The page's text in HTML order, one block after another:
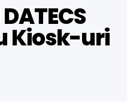
Kiosk-uri